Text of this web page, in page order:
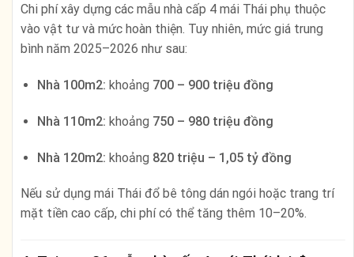
Chi phí xây dựng các mẫu nhà cấp 4 mái Thái phụ thuộc
vào vật tư và mức hoàn thiện. Tuy nhiên, mức giá trung
bình năm 2025–2026 như sau:
Nhà 100m2: khoảng 700 – 900 triệu đồng
Nhà 110m2: khoảng 750 – 980 triệu đồng
Nhà 120m2: khoảng 820 triệu – 1,05 tỷ đồng
Nếu sử dụng mái Thái đổ bê tông dán ngói hoặc trang trí
mặt tiền cao cấp, chi phí có thể tăng thêm 10–20%.